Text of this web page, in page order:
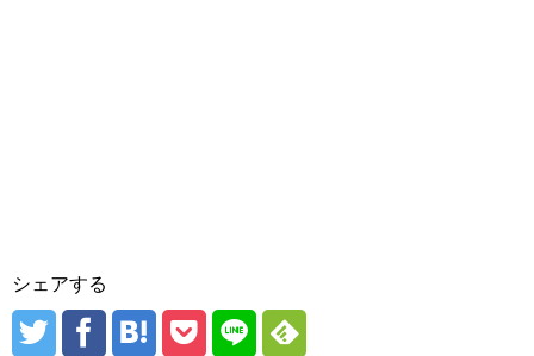
シェアする